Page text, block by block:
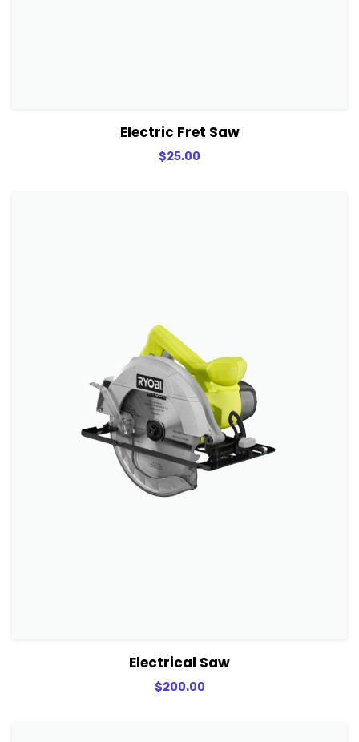
View DetailsElectric Fret Saw
$25.00
View DetailsElectrical Saw
$200.00